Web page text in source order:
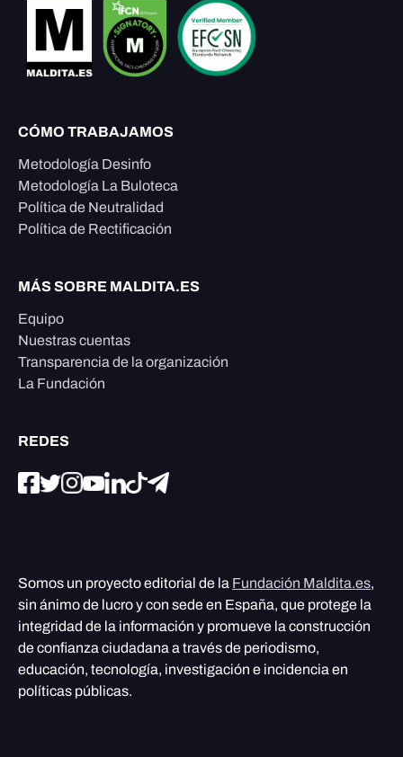
CÓMO TRABAJAMOS
Metodología Desinfo
Metodología La Buloteca
Política de Neutralidad
Política de Rectificación
MÁS SOBRE MALDITA.ES
Equipo
Nuestras cuentas
Transparencia de la organización
La Fundación
REDES
Somos un proyecto editorial de la Fundación Maldita.es,
sin ánimo de lucro y con sede en España, que protege la
integridad de la información y promueve la construcción
de confianza ciudadana a través de periodismo,
educación, tecnología, investigación e incidencia en
políticas públicas.